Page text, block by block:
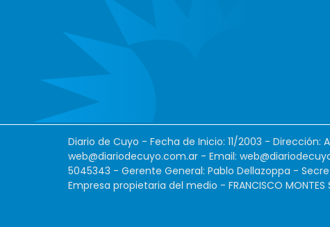
Diario de Cuyo - Fecha de Inicio: 11/2003 - Dirección:
web@diariodecuyo.com.ar - Email:
5045343 - Gerente General: Pablo Dellazoppa -
Empresa propietaria del medio - FRANCISCO MONTES